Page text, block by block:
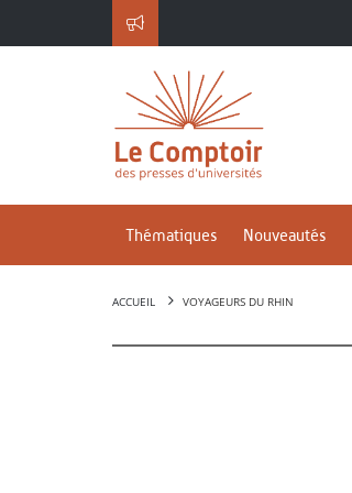
Thématiques Nouveautés
ACCUEIL VOYAGEURS DU RHIN